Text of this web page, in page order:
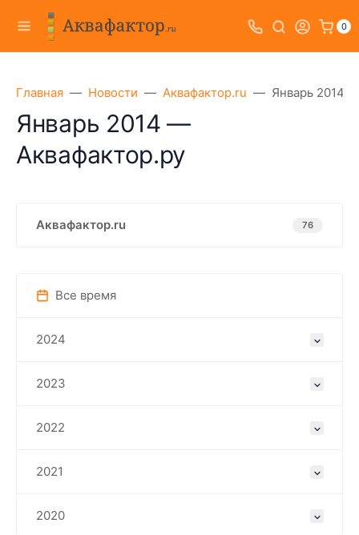
0
Главная Новости Аквафактор.ru Январь 2014
Январь 2014 —
Аквафактор.ру
Аквафактор.ru 76
Все время
2024
2023
2022
2021
2020